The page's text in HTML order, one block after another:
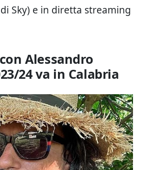
Sky) e in diretta streaming
Alessandro
24 va in Calabria